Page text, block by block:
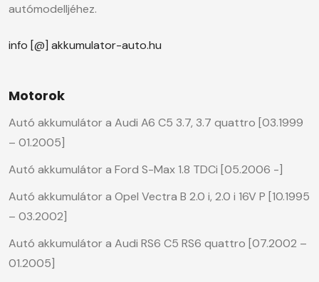
autómodelljéhez.
info [@] akkumulator-auto.hu
Motorok
Autó akkumulátor a Audi A6 C5 3.7, 3.7 quattro [03.1999
– 01.2005]
Autó akkumulátor a Ford S-Max 1.8 TDCi [05.2006 -]
Autó akkumulátor a Opel Vectra B 2.0 i, 2.0 i 16V P [10.1995
– 03.2002]
Autó akkumulátor a Audi RS6 C5 RS6 quattro [07.2002 –
01.2005]